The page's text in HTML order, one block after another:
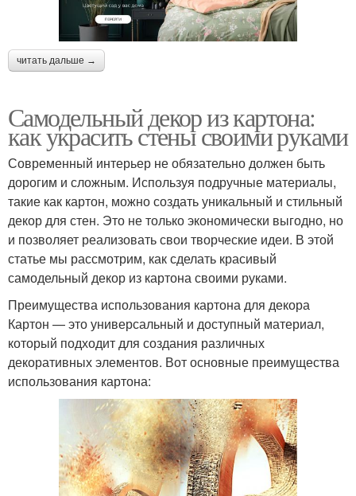
читать дальше →
Самодельный декор из картона:
как украсить стены своими руками
Современный интерьер не обязательно должен быть
дорогим и сложным. Используя подручные материалы,
такие как картон, можно создать уникальный и стильный
декор для стен. Это не только экономически выгодно, но
и позволяет реализовать свои творческие идеи. В этой
статье мы рассмотрим, как сделать красивый
самодельный декор из картона своими руками.
Преимущества использования картона для декора
Картон — это универсальный и доступный материал,
который подходит для создания различных
декоративных элементов. Вот основные преимущества
использования картона: